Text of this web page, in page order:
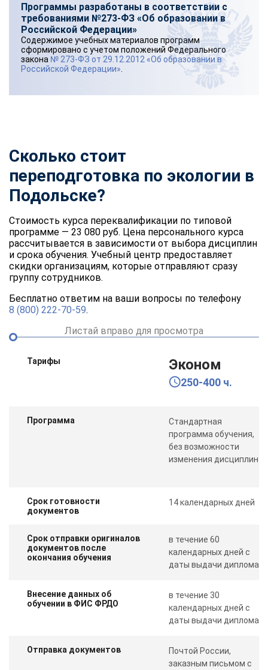
Программы разработаны в соответствии с
требованиями №273-ФЗ «Об образовании в
Российской Федерации»
Содержимое учебных материалов программ
сформировано с учетом положений Федерального
закона № 273-ФЗ от 29.12.2012 «Об образовании в
Российской Федерации»
Сколько стоит
переподготовка по экологии в
Подольске?
Стоимость курса переквалификации по типовой
программе — 23 080 руб. Цена персонального курса
рассчитывается в зависимости от выбора дисциплин
и срока обучения. Учебный центр предоставляет
скидки организациям, которые отправляют сразу
группу сотрудников.
Бесплатно ответим на ваши вопросы по телефону
8 (800) 222-70-59.
Листай вправо для просмотра
Тарифы Эконом
250-400 ч.
Программа
Стандартная
программа обучения,
без возможности
изменения дисциплин
Срок готовности
документов
14 календарных дней
Срок отправки оригиналов
документов после
окончания обучения
в течение 60
календарных дней с
даты выдачи диплома
Внесение данных об
обучении в ФИС ФРДО
в течение 30
календарных дней с
даты выдачи диплома
Отправка документов
Почтой России,
заказным письмом с